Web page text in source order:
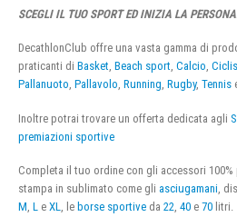
SCEGLI IL TUO SPORT ED INIZIA LA
DecathlonClub offre una vasta gamma di
praticanti di Basket, Beach sport, Calcio,
Pallanuoto, Pallavolo, Running, Rugby, Tennis
Inoltre potrai trovare un offerta dedicata agli
premiazioni sportive
Completa il tuo ordine con gli accessori
stampa in sublimato come gli asciugamani ,
M L e XL , le borse sportive da 22 40 e 70 litri.